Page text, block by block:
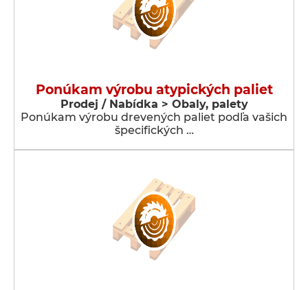
Ponúkam výrobu atypických paliet
Prodej / Nabídka > Obaly, palety
Ponúkam výrobu drevených paliet podľa vašich
špecifických …